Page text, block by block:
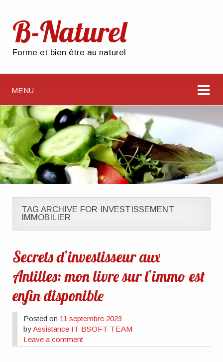
B-Naturel
Forme et bien être au naturel
MENU
TAG ARCHIVE FOR INVESTISSEMENT
IMMOBILIER
Secrets d’investisseur aux
Antilles: mon livre sur l’immo est
enfin disponible
Posted on 11 septembre 2023
byAssistance IT BSOFT TEAM
Leave a comment